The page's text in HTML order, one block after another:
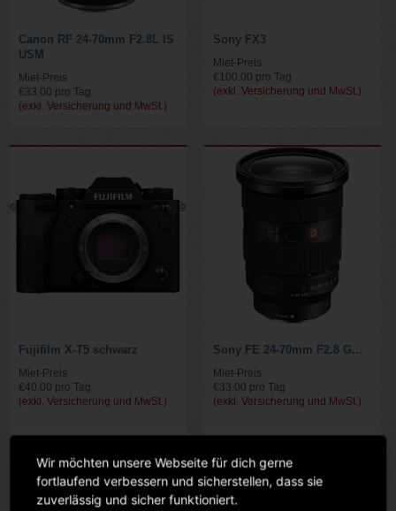
Canon RF 24-70mm F2.8L IS
USM
Miet-Preis
€33.00 pro Tag
(exkl. Versicherung und MwSt.)
Sony FX3
Miet-Preis
€100.00 pro Tag
(exkl. Versicherung und MwSt.)
Fujifilm X-T5 schwarz
Miet-Preis
€40.00 pro Tag
(exkl. Versicherung und MwSt.)
Sony FE 24-70mm F2.8 G...
Miet-Preis
€33.00 pro Tag
(exkl. Versicherung und MwSt.)
Wir möchten unsere Webseite für dich gerne
fortlaufend verbessern und sicherstellen, dass sie
zuverlässig und sicher funktioniert.